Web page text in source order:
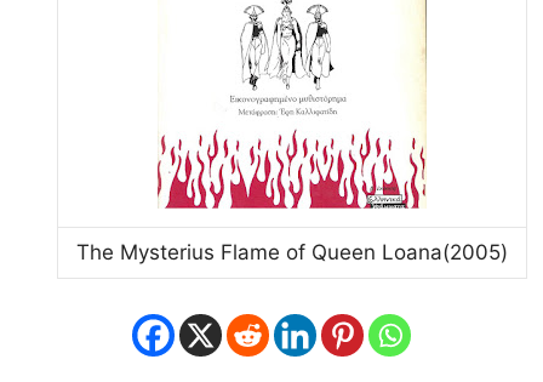
The Mysterius Flame of Queen Loana(2005)